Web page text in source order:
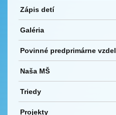
Zápis detí
Galéria
Povinné predprimárne
Naša MŠ
Triedy
Projekty